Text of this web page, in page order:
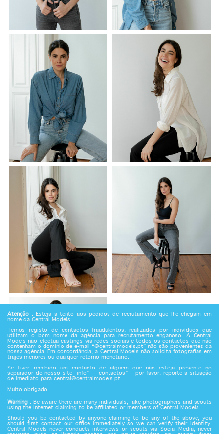
Atenção : Esteja a tento aos pedidos de recrutamento que lhe chegam em
nome da Central Models
Temos registo de contactos fraudulentos, realizados por indivíduos que
utilizam o bom nome da agência para recrutamento enganoso. A Central
Models não efectua castings via redes sociais e todos os contactos que não
contenham o domínio de e-mail “@centralmodels.pt” não são provenientes da
nossa agência. Em concordância, a Central Models não solicita fotografias em
trajes menores ou qualquer retorno monetário.
Se tiver recebido um contacto de alguém que não esteja presente no
separador do nosso site “info” – “contactos” – por favor, reporte a situação
de imediato para central@centralmodels.pt.
Muito obrigado.
Warning : Be aware there are many individuals, fake photographers and scouts
using the internet claiming to be affiliated or members of Central Models.
Should you be contacted by anyone claiming to be any of the above, you
should first contact our office immediately so we can verify their identity.
Central Models never conducts interviews or scouts via Social Media, never